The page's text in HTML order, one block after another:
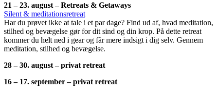
21 – 23. august – Retreats & Getaways
Silent & meditationsretreat
Har du prøvet ikke at tale i et par dage? Find ud af, hvad meditation,
stilhed og bevægelse gør for dit sind og din krop. På dette retreat
kommer du helt ned i gear og får mere indsigt i dig selv. Gennem
meditation, stilhed og bevægelse.
28 – 30. august – privat retreat
16 – 17. september – privat retreat